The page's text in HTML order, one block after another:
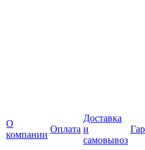
О
компании
Оплата
Доставка
и
самовывоз